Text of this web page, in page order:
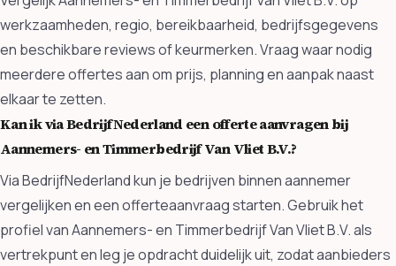
werkzaamheden, regio, bereikbaarheid, bedrijfsgegevens
en beschikbare reviews of keurmerken. Vraag waar nodig
meerdere offertes aan om prijs, planning en aanpak naast
elkaar te zetten.
Kan ik via BedrijfNederland een offerte aanvragen bij
Aannemers- en Timmerbedrijf Van Vliet B.V.?
Via BedrijfNederland kun je bedrijven binnen aannemer
vergelijken en een offerteaanvraag starten. Gebruik het
profiel van Aannemers- en Timmerbedrijf Van Vliet B.V. als
vertrekpunt en leg je opdracht duidelijk uit, zodat aanbieders